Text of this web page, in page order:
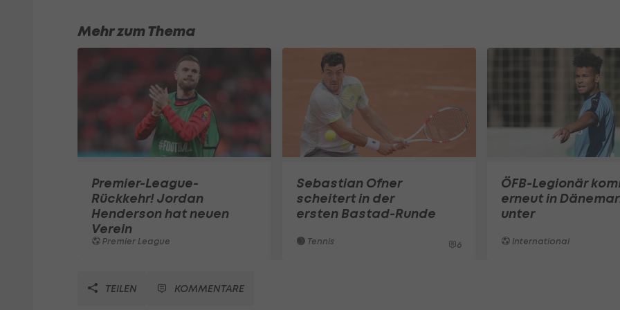
Mehr zum Thema
Premier-League-
Rückkehr! Jordan
Henderson hat neuen
Verein
Premier League
Sebastian Ofner
scheitert in der
ersten Bastad-Runde
Tennis 6
ÖFB-Legionär
erneut in
unter
International
TEILEN KOMMENTARE